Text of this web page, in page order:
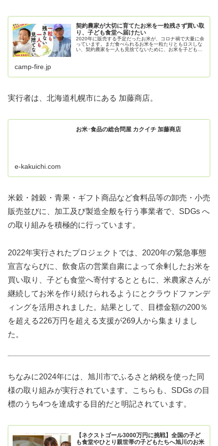
契約農家が大切に育てたお米を一粒残さず買い取
り、子ども食堂へ届けたい
2020年に販売する予定だったお米が、コロナ禍で大量に余
っています。まだ食べられるお米を一粒たりともロスしな
い、契約農家を一人も見捨てないために、お米を子ども食
camp-fire.jp
実行者は、北海道札幌市にある 加藤商店。
お米･食品の総合問屋 カクイチ 加藤商店
e-kakuichi.com
米穀・雑穀・青果・ギフト商品など食料品等の卸売・小売
販売並びに、加工及び製造全般を行う事業者で、SDGs へ
の取り組みを積極的に行っています。
2022年実行されたプロジェクトでは、2020年の緊急事態
宣言ならびに、飲食店の営業自粛によって余剰したお米を
買い取り、子ども食堂へ寄付するとともに、米農家さんが
継続してお米を作り続けられるようにとクラウドファンデ
ィングを活用されました。結果として、目標金額の200％
を超える226万円を超える支援が269人から集まりまし
た。
ちなみに2024年には、旭川市でふるさと納税を使った同
様の取り組みが実行されています。こちらも、SDGs の目
標のうち4つを達成する目的だと明記されています。
【ネクストゴール3000万円に挑戦】全国の子ど
も食堂やひとり親世帯の子どもたちへ旭川のお米